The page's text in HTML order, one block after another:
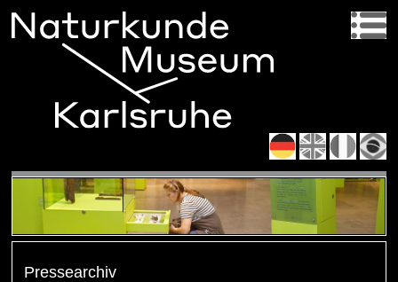
Pressearchiv